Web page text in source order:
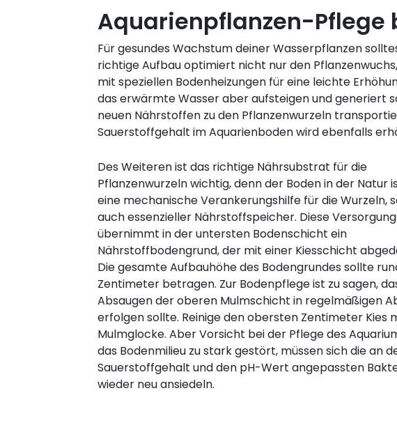
Aquarienpflanzen-Pflege
Für gesundes Wachstum deiner Wasserpflanzen
richtige Aufbau optimiert nicht nur den
mit speziellen Bodenheizungen für eine leichte
das erwärmte Wasser aber aufsteigen und generiert
neuen Nährstoffen zu den Pflanzenwurzeln
Sauerstoffgehalt im Aquarienboden wird ebenfalls
Des Weiteren ist das richtige Nährsubstrat für die
Pflanzenwurzeln wichtig, denn der Boden in der Natur
eine mechanische Verankerungshilfe für die Wurzeln,
auch essenzieller Nährstoffspeicher. Diese
übernimmt in der untersten Bodenschicht ein
Nährstoffbodengrund, der mit einer Kiesschicht
Die gesamte Aufbauhöhe des Bodengrundes sollte
Zentimeter betragen. Zur Bodenpflege ist zu sagen,
Absaugen der oberen Mulmschicht in regelmäßigen
erfolgen sollte. Reinige den obersten Zentimeter Kies
Mulmglocke. Aber Vorsicht bei der Pflege des
das Bodenmilieu zu stark gestört, müssen sich die an
Sauerstoffgehalt und den pH-Wert angepassten
wieder neu ansiedeln.